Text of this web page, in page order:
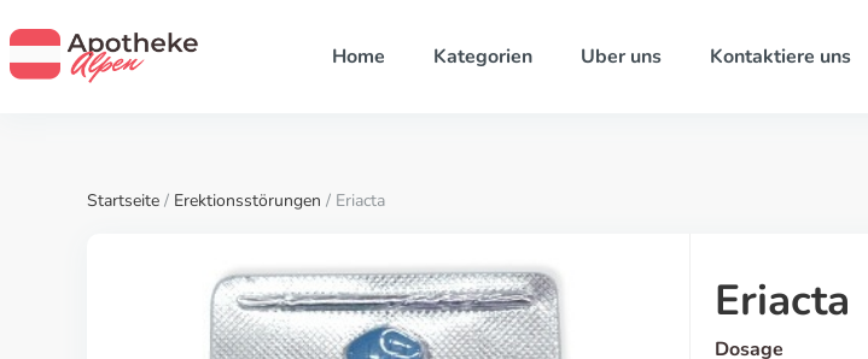
Home Kategorien Uber uns Kontaktiere uns
Startseite / Erektionsstörungen / Eriacta
Eriacta
Dosage